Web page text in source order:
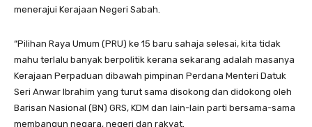
menerajui Kerajaan Negeri Sabah.
“Pilihan Raya Umum (PRU) ke 15 baru sahaja selesai, kita tidak
mahu terlalu banyak berpolitik kerana sekarang adalah masanya
Kerajaan Perpaduan dibawah pimpinan Perdana Menteri Datuk
Seri Anwar Ibrahim yang turut sama disokong dan didokong oleh
Barisan Nasional (BN) GRS, KDM dan lain-lain parti bersama-sama
membangun negara, negeri dan rakyat.